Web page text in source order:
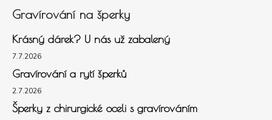
Gravírování na šperky
Krásný dárek? U nás už zabalený
7.7.2026
Gravírování a rytí šperků
2.7.2026
Šperky z chirurgické oceli s gravírováním